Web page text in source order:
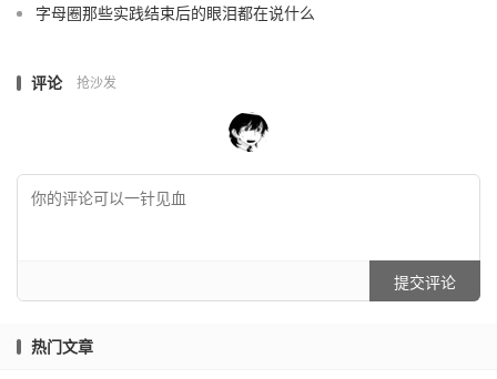
字母圈那些实践结束后的眼泪都在说什么
评论 抢沙发
提交评论
热门文章